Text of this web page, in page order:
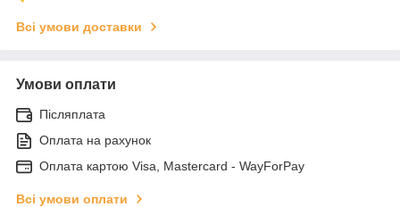
Всі умови доставки
Умови оплати
Післяплата
Оплата на рахунок
Оплата картою Visa, Mastercard - WayForPay
Всі умови оплати